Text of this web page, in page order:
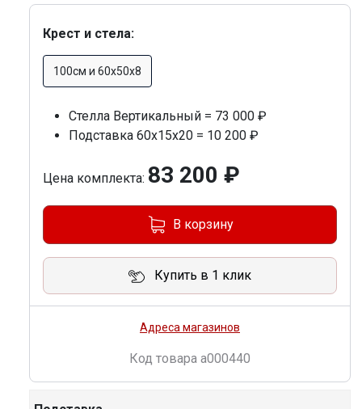
Крест и стела:
100см и 60х50х8
Стелла Вертикальный = 73 000 ₽
Подставка 60х15х20 = 10 200 ₽
Цена комплекта: 83 200 ₽
В корзину
Купить в 1 клик
Адреса магазинов
Код товара a000440